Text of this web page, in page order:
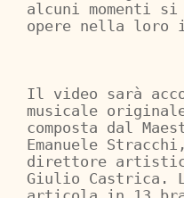
alcuni momenti
opere nella loro
Il video sarà
musicale
composta dal
Emanuele
direttore
Giulio Castrica.